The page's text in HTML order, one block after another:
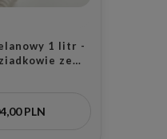
1 litr -
ze
PLN